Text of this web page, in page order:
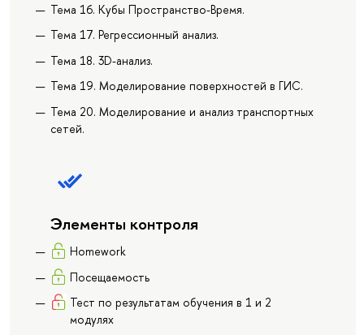
Тема 16. Кубы Пространство-Время.
Тема 17. Регрессионный анализ.
Тема 18. 3D-анализ.
Тема 19. Моделирование поверхностей в ГИС.
Тема 20. Моделирование и анализ транспортных
сетей.
Элементы контроля
Homework
Посещаемость
Тест по результатам обучения в 1 и 2
модулях